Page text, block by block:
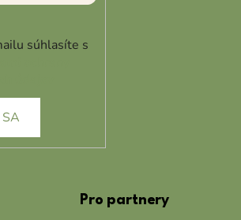
súhlasíte s
Pro partnery